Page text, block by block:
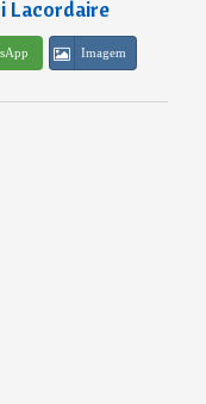
Lacordaire
Imagem